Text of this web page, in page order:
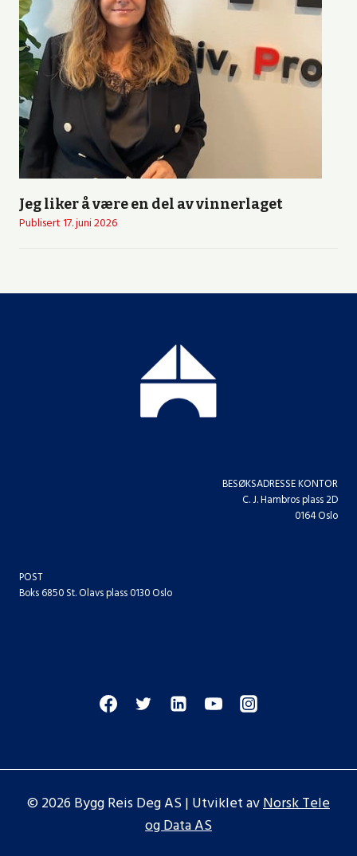
Jeg liker å være en del av vinnerlaget
Publisert17. juni 2026
BESØKSADRESSE KONTOR
C. J. Hambros plass 2D
0164 Oslo
POST
Boks 6850 St. Olavs plass 0130 Oslo
© 2026 Bygg Reis Deg AS | Utviklet avNorsk Tele
og Data AS